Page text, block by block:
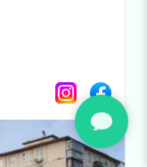
InstagramFacebook